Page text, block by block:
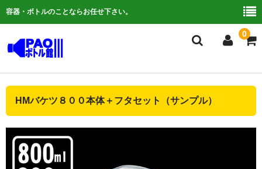
容器・ボトルのことならお任せ下さい。
0
ご利用ガイド
よくある質問
容器について
HMバケツ８００本体＋フタセット（サンプル）